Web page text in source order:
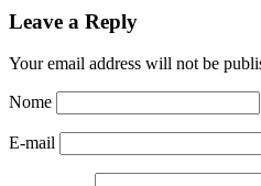
Leave a Reply
Your email address will not be
Nome
E-mail